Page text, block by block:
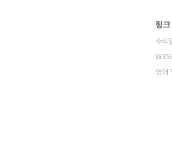
링크
수식
영어